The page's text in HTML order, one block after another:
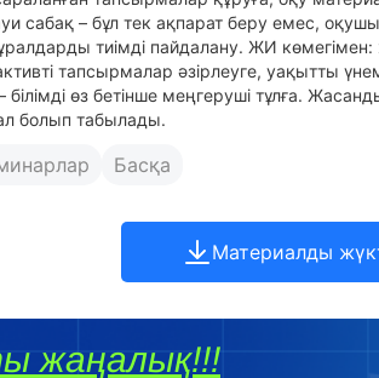
сабақ – бұл тек ақпарат беру емес,
тиімді пайдалану. ЖИ көмегімен:
тапсырмалар әзірлеуге, уақытты
өз бетінше меңгеруші тұлға.
болып табылады.
Басқа
Материалды
жаңалық!!!